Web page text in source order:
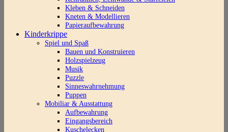
Kleben & Schneiden
Kneten & Modellieren
Papieraufbewahrung
Kinderkrippe
Spiel und Spaß
Bauen und Konstruieren
Holzspielzeug
Musik
Puzzle
Sinneswahrnehmung
Puppen
Mobiliar & Ausstattung
Aufbewahrung
Eingangsbereich
Kuschelecken